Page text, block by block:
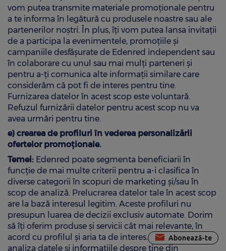
vom putea transmite materiale promoționale pentru
a te informa în legătură cu produsele noastre sau ale
partenerilor noștri. În plus, îți vom putea lansa invitații
de a participa la evenimentele, promoțiile și
campaniile desfășurate de Edenred independent sau
în colaborare cu unul sau mai mulți parteneri și
pentru a-ți comunica alte informații similare care
considerăm că pot fi de interes pentru tine.
Furnizarea datelor în acest scop este voluntară.
Refuzul furnizării datelor pentru acest scop nu va
avea urmări pentru tine.
e) crearea de profiluri în vederea personalizării
ofertelor promoționale.
Temei: Edenred poate segmenta beneficiarii în
funcție de mai multe criterii pentru a-i clasifica în
diverse categorii în scopuri de marketing și/sau în
scop de analiză. Prelucrarea datelor tale în acest scop
are la bază interesul legitim. Aceste profiluri nu
presupun luarea de decizii exclusiv automate. Dorim
să îți oferim produse și servicii cât mai relevante, în
acord cu profilul și aria ta de interes. De aceea, putem
analiza datele și informațiile despre tine din
Abonează-te